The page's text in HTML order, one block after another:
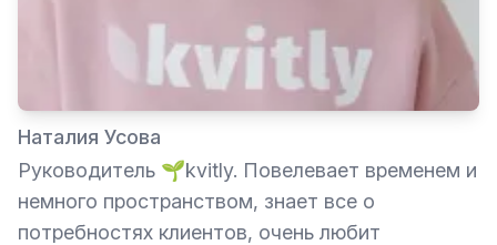
Наталия Усова
Руководитель 🌱kvitly. Повелевает временем и
немного пространством, знает все о
потребностях клиентов, очень любит